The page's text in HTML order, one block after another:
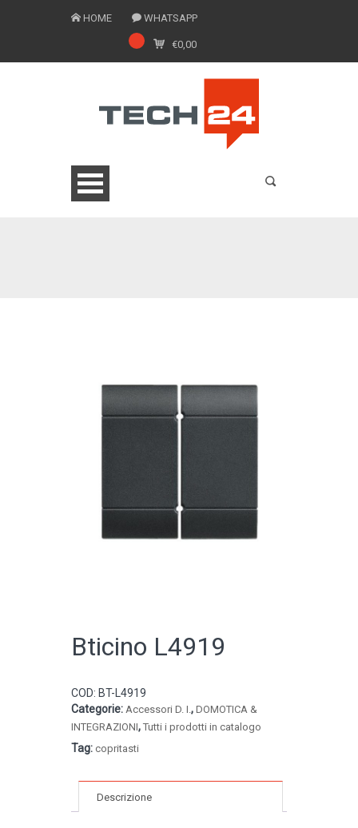
HOME WHATSAPP
€0,00
Bticino L4919
COD: BT-L4919
Categorie: Accessori D. I., DOMOTICA &
INTEGRAZIONI, Tutti i prodotti in catalogo
Tag: copritasti
Descrizione